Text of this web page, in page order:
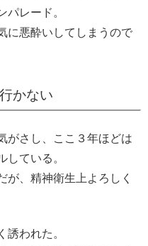
パレード。
に悪酔いしてしまうので
かない
がさし、ここ３年ほどは
している。
が、精神衛生上よろしく
誘われた。